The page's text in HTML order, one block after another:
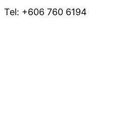
Tel: +606 760 6194